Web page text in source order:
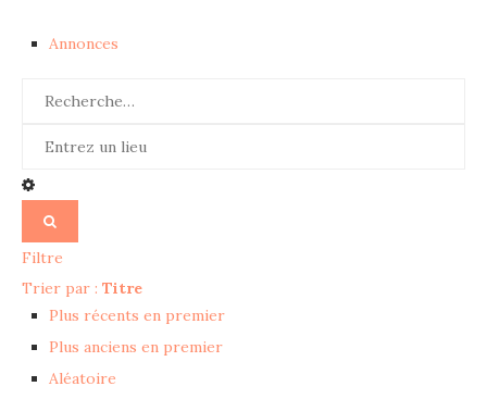
Annonces
Filtre
Trier par : Titre
Plus récents en premier
Plus anciens en premier
Aléatoire